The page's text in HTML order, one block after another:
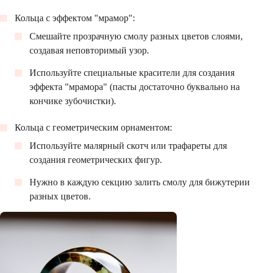
Кольца с эффектом "мрамор":
Смешайте прозрачную смолу разных цветов слоями,
создавая неповторимый узор.
Используйте специальные красители для создания
эффекта "мрамора" (пасты достаточно буквально на
кончике зубочистки).
Кольца с геометрическим орнаментом:
Используйте малярный скотч или трафареты для
создания геометрических фигур.
Нужно в каждую секцию залить смолу для бижутерии
разных цветов.